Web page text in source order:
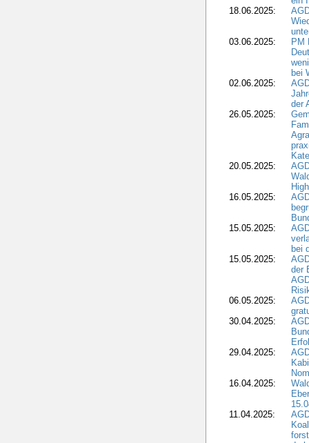
18.06.2025:
03.06.2025:
PM
bei
02.06.2025:
der
26.05.2025:
20.05.2025:
16.05.2025:
15.05.2025:
bei
15.05.2025:
der
06.05.2025:
30.04.2025:
29.04.2025:
16.04.2025:
11.04.2025: